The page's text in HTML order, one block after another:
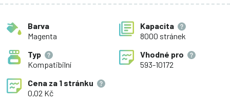
Barva
Magenta
Kapacita
8000 stránek
Typ
Kompatibilní
Vhodné pro
593-10172
Cena za 1 stránku
0,02 Kč